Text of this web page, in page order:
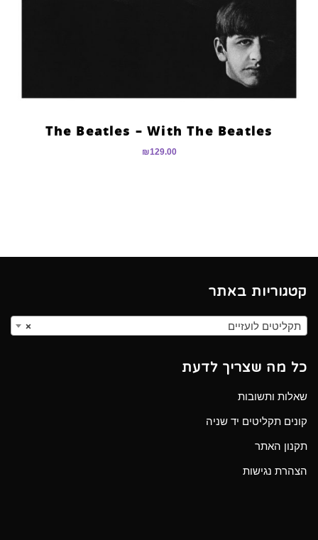
The Beatles – With The Beatles
₪129.00
קטגוריות באתר
× תקליטים לועזיים
כל מה שצריך לדעת
שאלות ותשובות
קונים תקליטים יד שניה
תקנון האתר
הצהרת נגישות